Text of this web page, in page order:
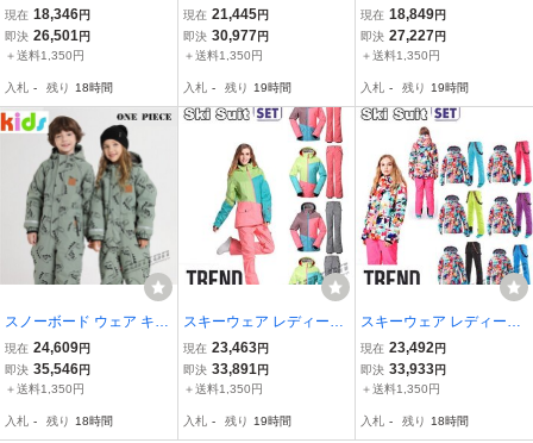
ズ スノーウェア スキーウ
ェア スノボ ツナギ ワン
ピース オールインワン 男
現在 18,346円
即決 26,501円
＋送料1,350円
入札 - 残り 18時間
ズ スノーウェア スキーウ
ェア スノボ ツナギ ワン
ピース オールインワン 男
現在 21,445円
即決 30,977 円
＋送料1,350円
入札 - 残り 19時間
パンツ つなぎ レディース
スノーウェア スキーウェ
ア スノボ つなぎ ストレ
現在 18,849円
即決 27,227円
＋送料1,350円
入札 - 残り 19時間
スノーボード ウェア キッ
ズ スノーウェア スキーウ
ェア スノボ ツナギ ワン
ピース オールインワン 男
現在 24,609円
即決 35,546円
＋送料1,350円
入札 - 残り 18時間
スキーウェア レディース
スノーボードウェア スキ
ーウェア スノボ 上下セッ
ト ジャケット パンツ 大
現在 23,463円
即決 33,891 円
＋送料1,350円
入札 - 残り 19時間
スキーウェア レディース
スノーボードウェア スキ
ーウェア スノボ 上下セッ
ト ジャケット パンツ 大
現在 23,492 円
即決 33,933円
＋送料1,350円
入札 - 残り 18時間